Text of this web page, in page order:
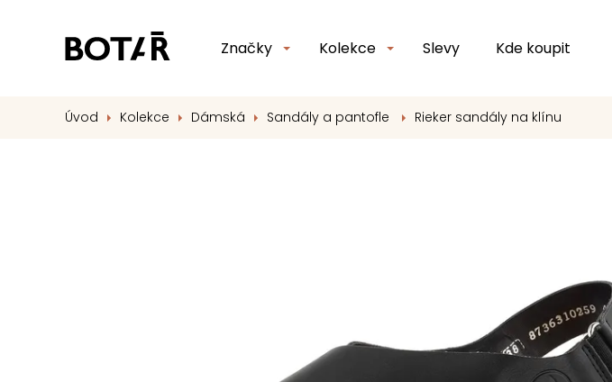
Značky Kolekce Slevy Kde koupit
Úvod Kolekce Dámská Sandály a pantofle Rieker sandály na klínu